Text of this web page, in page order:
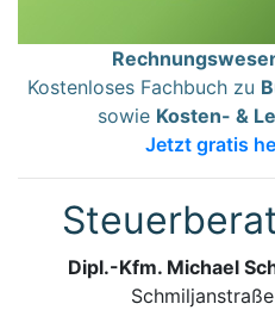
Kostenloses Fachbuch zu
sowie Kosten- &
Jetzt gratis
Dipl.-Kfm. Michael